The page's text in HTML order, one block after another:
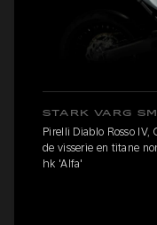
STARK VARG SM
Pirelli Diablo Rosso
de visserie en titane
hk 'Alfa'